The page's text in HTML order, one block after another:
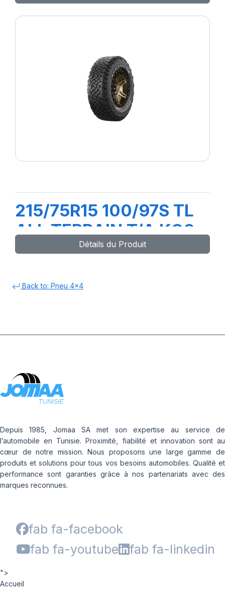
215/75R15 100/97S TL
ALL TERRAIN T/A KO3
LRC RWLDétails du Produit
Back to: Pneu 4x4
Depuis 1985, Jomaa SA met son expertise au service de
l’automobile en Tunisie. Proximité, fiabilité et innovation sont au
cœur de notre mission. Nous proposons une large gamme de
produits et solutions pour tous vos besoins automobiles. Qualité et
performance sont garanties grâce à nos partenariats avec des
marques reconnues.
fab fa-facebook
fab fa-youtube
fab fa-linkedin
">
Accueil